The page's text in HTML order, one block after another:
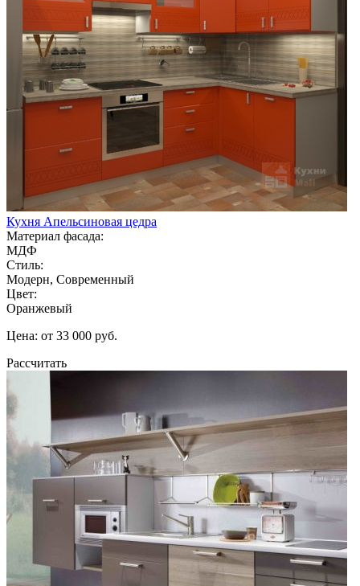
Кухня Апельсиновая цедра
Материал фасада:
МДФ
Стиль:
Модерн, Современный
Цвет:
Оранжевый
Цена: от 33 000 руб.
Рассчитать